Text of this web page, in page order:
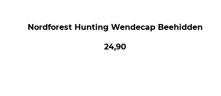
Nordforest Hunting Wendecap Beehidden
24,90